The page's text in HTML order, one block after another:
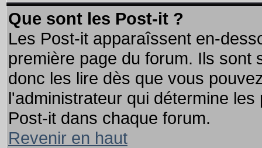
Que sont les Post-it ?
Les Post-it apparaîssent en-
première page du forum. Ils
donc les lire dès que vous
l'administrateur qui détermine
Post-it dans chaque forum.
Revenir en haut